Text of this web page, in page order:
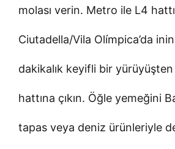
molası verin. Metro ile L4
Ciutadella/Vila Olímpica’da
dakikalık keyifli bir
hattına çıkın. Öğle yemeğini
tapas veya deniz ürünleriyle